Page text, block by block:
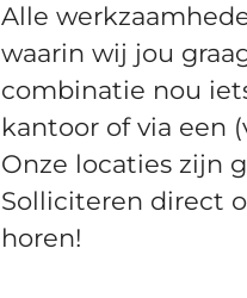
Alle
waarin wij jou
combinatie nou
kantoor of via een
Onze locaties zijn
Solliciteren direct
horen!